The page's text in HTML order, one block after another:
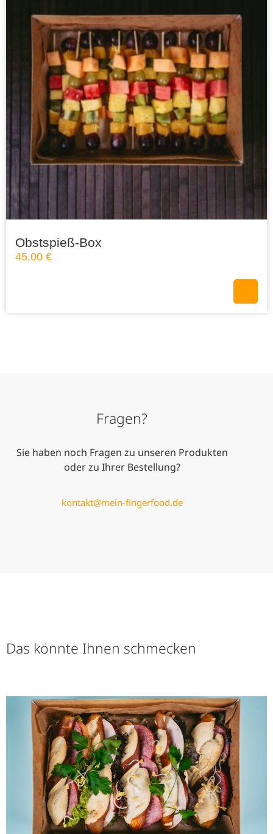
Obstspieß-Box
45,00 €
Fragen?
Sie haben noch Fragen zu unseren Produkten
oder zu Ihrer Bestellung?
kontakt@mein-fingerfood.de
Das könnte Ihnen schmecken